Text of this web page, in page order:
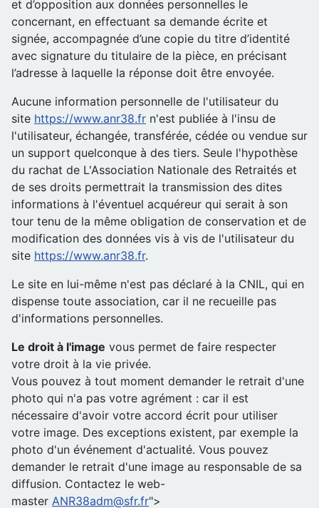
et d’opposition aux données personnelles le
concernant, en effectuant sa demande écrite et
signée, accompagnée d’une copie du titre d’identité
avec signature du titulaire de la pièce, en précisant
l’adresse à laquelle la réponse doit être envoyée.
Aucune information personnelle de l'utilisateur du
site https://www.anr38.fr n'est publiée à l'insu de
l'utilisateur, échangée, transférée, cédée ou vendue sur
un support quelconque à des tiers. Seule l'hypothèse
du rachat de L'Association Nationale des Retraités et
de ses droits permettrait la transmission des dites
informations à l'éventuel acquéreur qui serait à son
tour tenu de la même obligation de conservation et de
modification des données vis à vis de l'utilisateur du
site https://www.anr38.fr.
Le site en lui-même n'est pas déclaré à la CNIL, qui en
dispense toute association, car il ne recueille pas
d'informations personnelles.
Le droit à l'image vous permet de faire respecter
votre droit à la vie privée.
Vous pouvez à tout moment demander le retrait d'une
photo qui n'a pas votre agrément : car il est
nécessaire d'avoir votre accord écrit pour utiliser
votre image. Des exceptions existent, par exemple la
photo d'un événement d'actualité. Vous pouvez
demander le retrait d'une image au responsable de sa
diffusion. Contactez le web-
master ANR38adm@sfr.fr">